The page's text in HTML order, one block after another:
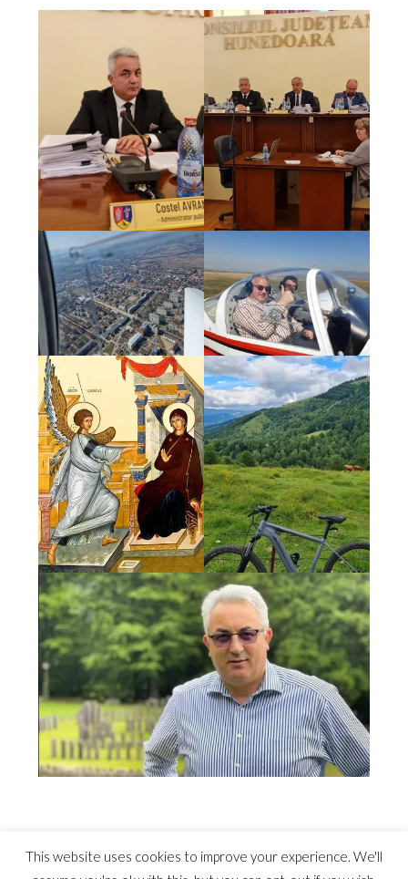
This website uses cookies to improve your experience. We'll